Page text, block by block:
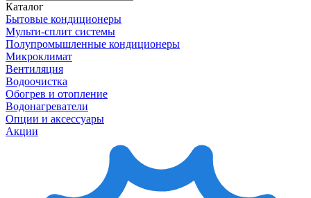
Каталог
Бытовые кондиционеры
Мульти-сплит системы
Полупромышленные кондиционеры
Микроклимат
Вентиляция
Водоочистка
Обогрев и отопление
Водонагреватели
Опции и аксессуары
Акции